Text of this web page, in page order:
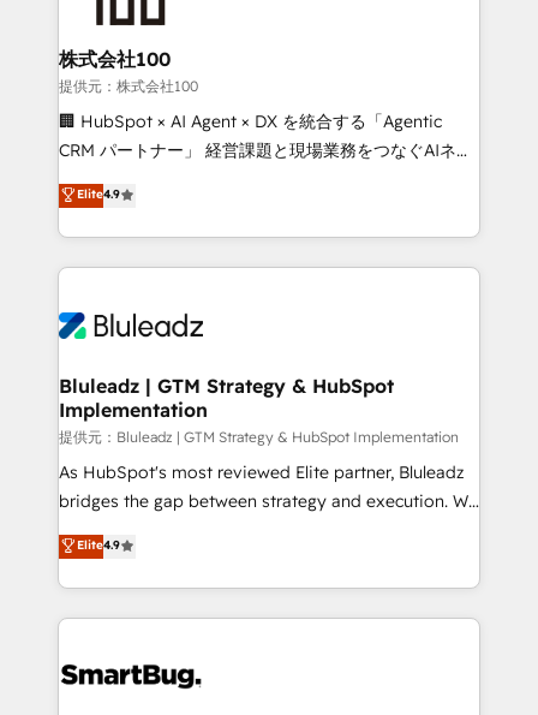
and build AI-powered workflows that drive adoption
from week one, in your time zone. What we do ➤
Onboarding: Live in weeks, with workflows built
around your business, not a template. ➤ Migration:
Move from any legacy CRM. Zero downtime, full data
run your revenue process. Sales, marketing, and
service wired together. ➤ AI and Integrations: Layer
tune-ups, feature rollouts, adoption coaching. Buying
HubSpot, switching to it, or reviving a stale portal?
株式会社100
提供元：株式会社100
🏢 HubSpot × AI Agent × DX を統合する「Agentic
CRM パートナー」 経営課題と現場業務をつなぐAIネイ
ティブ・エージェンシーとして、HubSpot Eliteの実装
力で顧客フロント業務を再設計します。 💡 100inc は何
をする会社か？ HubSpotを共通基盤に、AIエージェン
トを組み込んだ顧客フロント業務（マーケティング・営
ィブ・エージェンシーです。事業部・グループ会社・部
を、CRMを軸とした全社共通基盤に再構築します。意
思決定者・PMO・現場担当者に並走します。 1️⃣
HubSpot導入・活用支援 顧客データの一元化から、
GTMの見える化・自動化まで。全Hub統合運用、デー
タ品質設計、グループ横断のCRM統合に対応します。
の一部をAIが自律実行する組織への移行を設計・実装。
Breeze・Claude等をHubSpotと連携させ、役割定義・
革を、構想から実装・定着までPMOとして主導。「設
Elite4.9
Bluleadz | GTM Strategy & HubSpot
Implementation
提供元：Bluleadz | GTM Strategy & HubSpot Implementation
As HubSpot's most reviewed Elite partner, Bluleadz
bridges the gap between strategy and execution. We
don't just "set up tools" — we install the GTM
Operating System (GTM OS) to align your leadership
and engineer a portal that drives predictable
revenue velocity. 🚀 GTM Strategy & Alignment
stalling growth. Fix your ICP, Math, and Story to stop
Elite4.9